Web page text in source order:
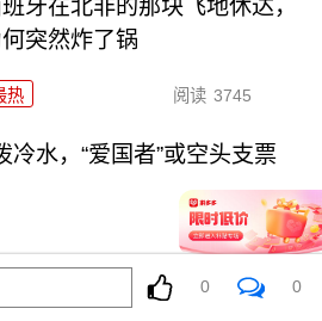
牙在北非的那块飞地休达，
突然炸了锅
热 阅读 3745
水，“爱国者”或空头支票
0 0